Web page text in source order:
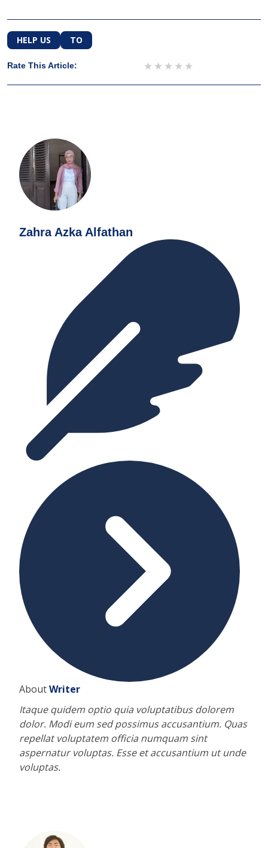
HELP US TO
Rate This Article: 4 stars
3 stars
2 stars
1 star
Zahra Azka Alfathan
AboutWriter
Itaque quidem optio quia voluptatibus dolorem
dolor. Modi eum sed possimus accusantium. Quas
repellat voluptatem officia numquam sint
aspernatur voluptas. Esse et accusantium ut unde
voluptas.